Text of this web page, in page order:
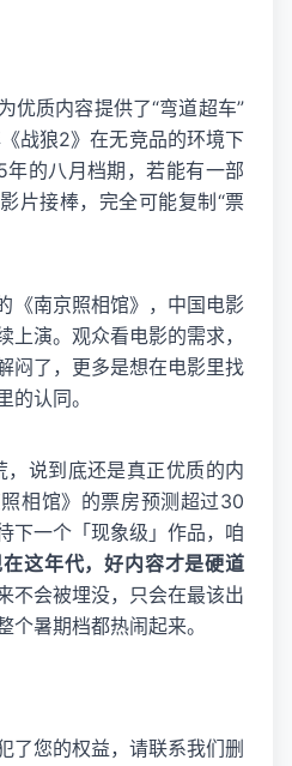
优质内容提供了“弯道超车”
战狼2》在无竞品的环境下
的八月档期，若能有一部
片接棒，完全可能复制“票
《南京照相馆》，中国电影
上演。观众看电影的需求，
闷了，更多是想在电影里找
的认同。
说到底还是真正优质的内
相馆》的票房预测超过30
下一个「现象级」作品，咱
这年代，好内容才是硬道
不会被埋没，只会在最该出
个暑期档都热闹起来。
了您的权益，请联系我们删